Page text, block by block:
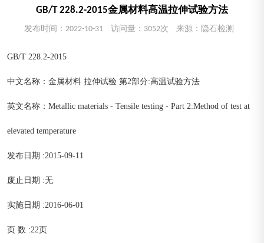
GB/T 228.2-2015金属材料高温拉伸试验方法
发布时间：2022-10-31 访问量：3052次 来源：隐石检测
GB/T 228.2-2015
中文名称：金属材料 拉伸试验 第2部分:高温试验方法
英文名称：Metallic materials - Tensile testing - Part 2:Method of test at
elevated temperature
发布日期 :2015-09-11
废止日期 :无
实施日期 :2016-06-01
页 数 :22页